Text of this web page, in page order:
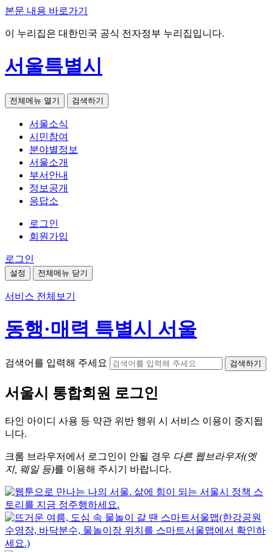
본문 내용 바로가기
이 누리집은 대한민국 공식 전자정부 누리집입니다.
서울특별시
전체메뉴 열기 검색하기
서울소식
시민참여
분야별정보
서울소개
부서안내
정보공개
응답소
로그인
회원가입
로그인
설정 전체메뉴 닫기
서비스 전체보기
동행·매력 특별시 서울
검색어를 입력해 주세요 검색하기
서울시 통합회원 로그인
타인 아이디 사용 등 약관 위반 행위 시 서비스 이용이 중지됩
니다.
크롬 브라우저에서 로그인이 안될 경우 다른 웹브라우저(엣
지, 웨일 등)를 이용해 주시기 바랍니다.